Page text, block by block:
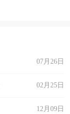
07月26日
02月25日
12月09日